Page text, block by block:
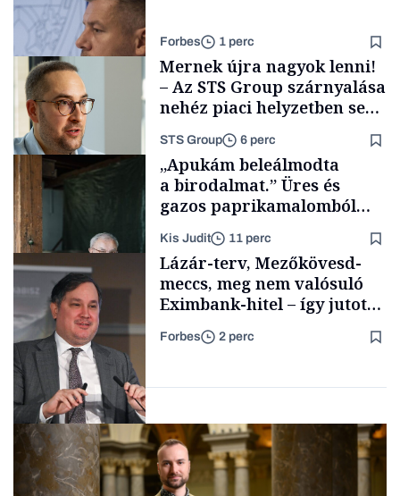
Energia
Forbes 1 perc
Támogatói tartalom
Mernek újra nagyok lenni!
– Az STS Group szárnyalása
nehéz piaci helyzetben sem
STS Group 6 perc
Családi
vállalkozások
„Apukám beleálmodta
a birodalmat.” Üres és
gazos paprikamalomból
lett az igazi családi
fűszersztori
Kis Judit 11 perc
Magyar cégek
Lázár-terv, Mezőkövesd-
meccs, meg nem valósuló
Eximbank-hitel – így jutott
el a bezárásig a 70 éves
téglagyár
Forbes 2 perc